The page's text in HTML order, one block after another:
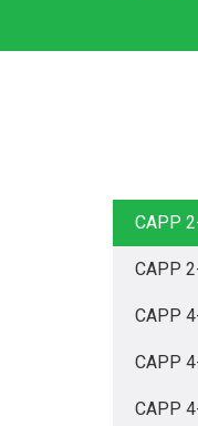
CAPP
CAPP
CAPP
CAPP
CAPP